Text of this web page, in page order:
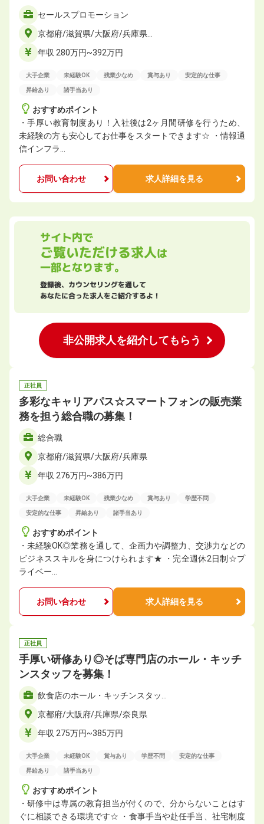
セールスプロモーション
京都府/滋賀県/大阪府/兵庫県…
年収 280万円~392万円
大手企業 未経験OK 残業少なめ 賞与あり 安定的な仕事
昇給あり 諸手当あり
おすすめポイント
・手厚い教育制度あり！入社後は2ヶ月間研修を行うため、
未経験の方も安心してお仕事をスタートできます☆ ・情報通
信インフラ…
お問い合わせ 求人詳細を見る
サイト内で
ご覧いただける求人は
一部となります。
登録後、カウンセリングを通して
あなたに合った求人をご紹介するよ！
非公開求人を紹介してもらう
正社員
多彩なキャリアパス☆スマートフォンの販売業
務を担う総合職の募集！
総合職
京都府/滋賀県/大阪府/兵庫県
年収 276万円~386万円
大手企業 未経験OK 残業少なめ 賞与あり 学歴不問
安定的な仕事 昇給あり 諸手当あり
おすすめポイント
・未経験OK◎業務を通して、企画力や調整力、交渉力などの
ビジネススキルを身につけられます★ ・完全週休2日制☆プ
ライベー…
お問い合わせ 求人詳細を見る
正社員
手厚い研修あり◎そば専門店のホール・キッチ
ンスタッフを募集！
飲食店のホール・キッチンスタッ…
京都府/大阪府/兵庫県/奈良県
年収 275万円~385万円
大手企業 未経験OK 賞与あり 学歴不問 安定的な仕事
昇給あり 諸手当あり
おすすめポイント
・研修中は専属の教育担当が付くので、分からないことはす
ぐに相談できる環境です☆ ・食事手当や赴任手当、社宅制度